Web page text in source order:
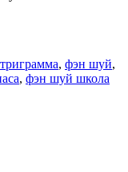
триграмма, фэн шуй,
, фэн шуй школа